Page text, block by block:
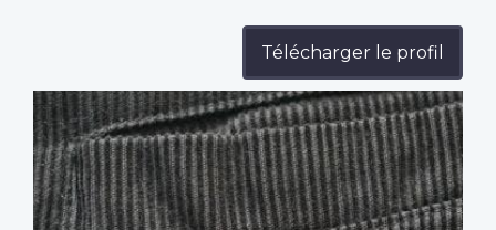
Télécharger le profil
Profile
image